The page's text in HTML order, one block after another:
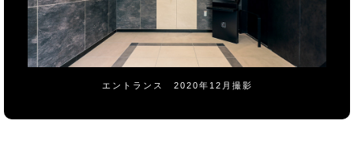
エントランス 2020年12月撮影